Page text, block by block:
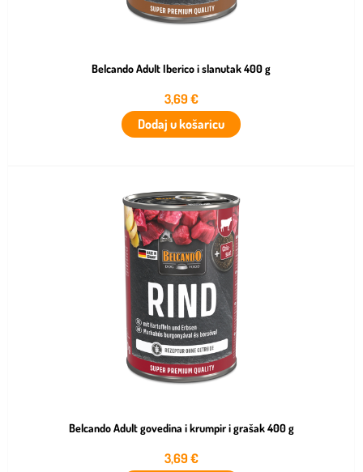
Belcando Adult Iberico i slanutak 400 g
3,69€
Dodaj u košaricu
Belcando Adult govedina i krumpir i grašak 400 g
3,69€